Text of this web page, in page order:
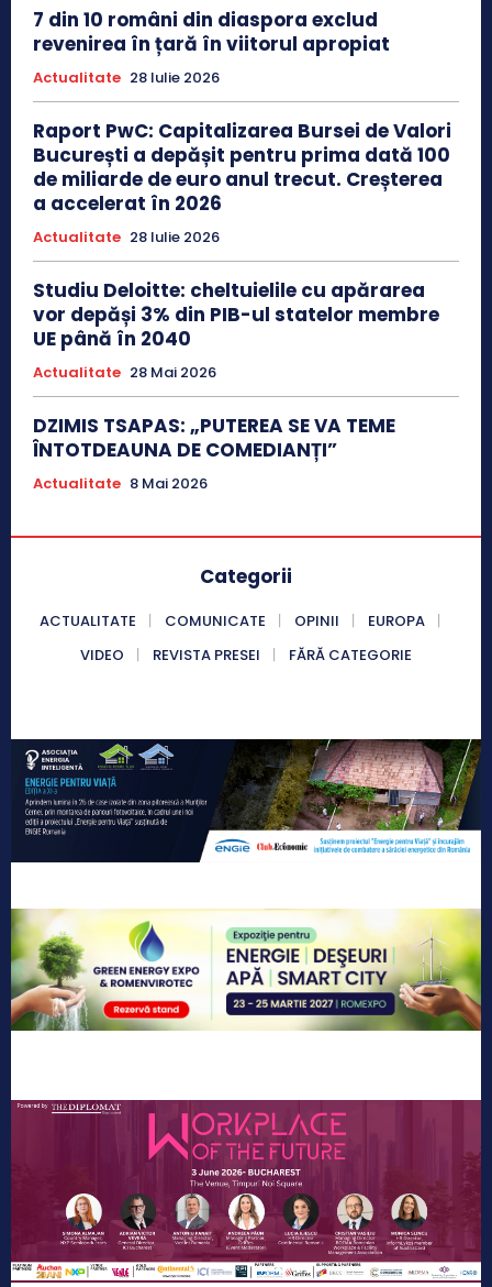
7 din 10 români din diaspora exclud
revenirea în țară în viitorul apropiat
Actualitate 28 Iulie 2026
Raport PwC: Capitalizarea Bursei de Valori
București a depășit pentru prima dată 100
de miliarde de euro anul trecut. Creșterea
a accelerat în 2026
Actualitate 28 Iulie 2026
Studiu Deloitte: cheltuielile cu apărarea
vor depăși 3% din PIB-ul statelor membre
UE până în 2040
Actualitate 28 Mai 2026
DZIMIS TSAPAS: „PUTEREA SE VA TEME
ÎNTOTDEAUNA DE COMEDIANȚI”
Actualitate 8 Mai 2026
Categorii
ACTUALITATE COMUNICATE OPINII
EUROPA
VIDEO
REVISTA PRESEI FĂRĂ CATEGORIE